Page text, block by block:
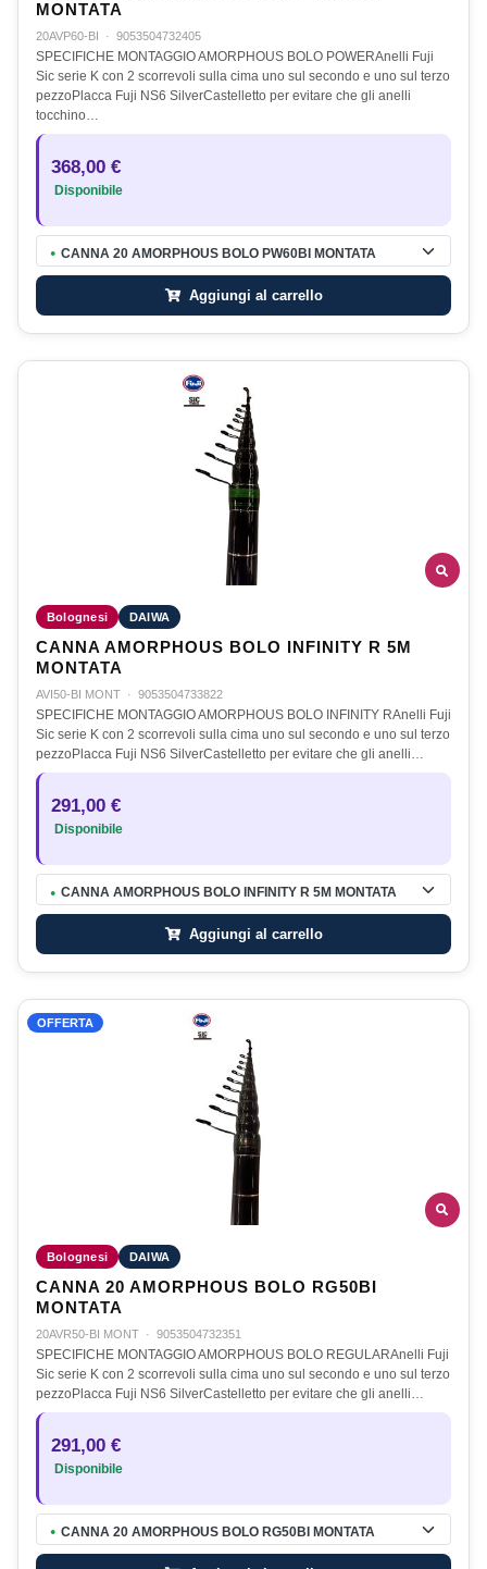
MONTATA
20AVP60-BI · 9053504732405
SPECIFICHE MONTAGGIO AMORPHOUS BOLO POWERAnelli Fuji
Sic serie K con 2 scorrevoli sulla cima uno sul secondo e uno sul terzo
pezzoPlacca Fuji NS6 SilverCastelletto per evitare che gli anelli
tocchino…
368,00 €
Disponibile
● CANNA 20 AMORPHOUS BOLO PW60BI MONTATA
Aggiungi al carrello
Bolognesi DAIWA
CANNA AMORPHOUS BOLO INFINITY R 5M
MONTATA
AVI50-BI MONT · 9053504733822
SPECIFICHE MONTAGGIO AMORPHOUS BOLO INFINITY RAnelli Fuji
Sic serie K con 2 scorrevoli sulla cima uno sul secondo e uno sul terzo
pezzoPlacca Fuji NS6 SilverCastelletto per evitare che gli anelli…
291,00 €
Disponibile
● CANNA AMORPHOUS BOLO INFINITY R 5M MONTATA
Aggiungi al carrello
OFFERTA
Bolognesi DAIWA
CANNA 20 AMORPHOUS BOLO RG50BI
MONTATA
20AVR50-BI MONT · 9053504732351
SPECIFICHE MONTAGGIO AMORPHOUS BOLO REGULARAnelli Fuji
Sic serie K con 2 scorrevoli sulla cima uno sul secondo e uno sul terzo
pezzoPlacca Fuji NS6 SilverCastelletto per evitare che gli anelli…
291,00 €
Disponibile
● CANNA 20 AMORPHOUS BOLO RG50BI MONTATA